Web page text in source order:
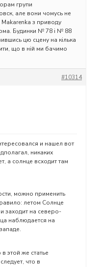
групи
але вони чомусь не
з приводу
Будинки № 78 і № 88
цю сцену на кілька
що в ній ми бачимо
#10314
и нашел вот
никаких
а солнце всходит там
можно применить
летом Солнце
заходит на северо-
наблюдается на
этой же статье
что в